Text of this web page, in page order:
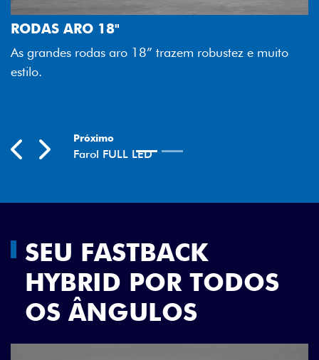
robustez e muito
Tecnologia dos faróis totalmente
economia para você.
SEU FASTBACK
HYBRID POR TODOS
OS ÂNGULOS